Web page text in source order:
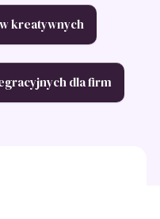
kreatywnych
dla firm